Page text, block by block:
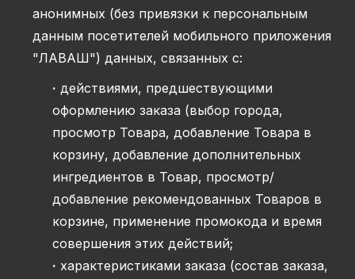
анонимных (без привязки к персональным
данным посетителей мобильного приложения
"ЛАВАШ") данных, связанных с:
· действиями, предшествующими
оформлению заказа (выбор города,
просмотр Товара, добавление Товара в
корзину, добавление дополнительных
ингредиентов в Товар, просмотр/
добавление рекомендованных Товаров в
корзине, применение промокода и время
совершения этих действий;
· характеристиками заказа (состав заказа,